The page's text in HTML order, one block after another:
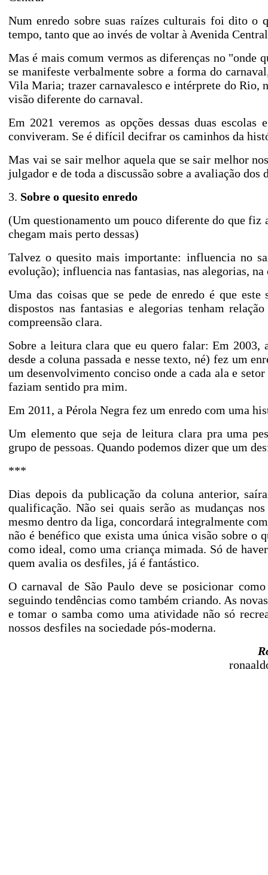
Num enredo sobre suas raízes culturais foi dito o
tempo, tanto que ao invés de voltar à Avenida
Mas é mais comum vermos as diferenças no "onde
se manifeste verbalmente sobre a forma do
Vila Maria; trazer carnavalesco e intérprete do Rio,
visão diferente do carnaval.
Em 2021 veremos as opções dessas duas
conviveram. Se é difícil decifrar os caminhos da
Mas vai se sair melhor aquela que se sair melhor
julgador e de toda a discussão sobre a avaliação dos
3. Sobre o quesito enredo
(Um questionamento um pouco diferente do que fiz
chegam mais perto dessas)
Talvez o quesito mais importante: influencia no
evolução); influencia nas fantasias, nas alegorias,
Uma das coisas que se pede de enredo é que
dispostos nas fantasias e alegorias tenham
compreensão clara.
Sobre a leitura clara que eu quero falar: Em
desde a coluna passada e nesse texto, né) fez um
um desenvolvimento conciso onde a cada ala e setor
faziam sentido pra mim.
Em 2011, a Pérola Negra fez um enredo com uma
Um elemento que seja de leitura clara pra uma
grupo de pessoas. Quando podemos dizer que um
***
Dias depois da publicação da coluna anterior,
qualificação. Não sei quais serão as mudanças
mesmo dentro da liga, concordará integralmente
não é benéfico que exista uma única visão sobre o
como ideal, como uma criança mimada. Só de
quem avalia os desfiles, já é fantástico.
O carnaval de São Paulo deve se posicionar
seguindo tendências como também criando. As
e tomar o samba como uma atividade não só
nossos desfiles na sociedade pós-moderna.